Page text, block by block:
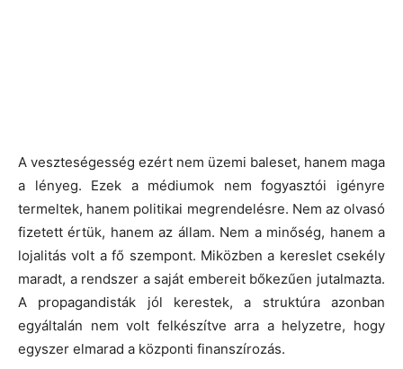
A veszteségesség ezért nem üzemi baleset, hanem maga
a lényeg. Ezek a médiumok nem fogyasztói igényre
termeltek, hanem politikai megrendelésre. Nem az olvasó
fizetett értük, hanem az állam. Nem a minőség, hanem a
lojalitás volt a fő szempont. Miközben a kereslet csekély
maradt, a rendszer a saját embereit bőkezűen jutalmazta.
A propagandisták jól kerestek, a struktúra azonban
egyáltalán nem volt felkészítve arra a helyzetre, hogy
egyszer elmarad a központi finanszírozás.